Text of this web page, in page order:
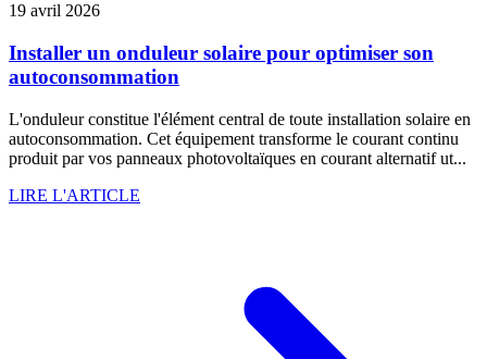
19 avril 2026
Installer un onduleur solaire pour optimiser son
autoconsommation
L'onduleur constitue l'élément central de toute installation solaire en
autoconsommation. Cet équipement transforme le courant continu
produit par vos panneaux photovoltaïques en courant alternatif ut...
LIRE L'ARTICLE